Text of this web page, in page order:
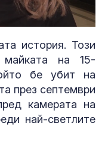
история. Този
на 15-
бе убит на
през септември
камерата на
най-светлите